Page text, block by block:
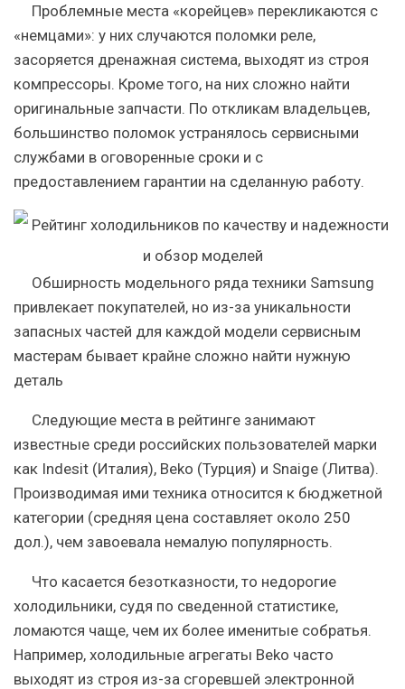
Проблемные места «корейцев» перекликаются с
«немцами»: у них случаются поломки реле,
засоряется дренажная система, выходят из строя
компрессоры. Кроме того, на них сложно найти
оригинальные запчасти. По откликам владельцев,
большинство поломок устранялось сервисными
службами в оговоренные сроки и с
предоставлением гарантии на сделанную работу.
Обширность модельного ряда техники Samsung
привлекает покупателей, но из-за уникальности
запасных частей для каждой модели сервисным
мастерам бывает крайне сложно найти нужную
деталь
Следующие места в рейтинге занимают
известные среди российских пользователей марки
как Indesit (Италия), Beko (Турция) и Snaige (Литва).
Производимая ими техника относится к бюджетной
категории (средняя цена составляет около 250
дол.), чем завоевала немалую популярность.
Что касается безотказности, то недорогие
холодильники, судя по сведенной статистике,
ломаются чаще, чем их более именитые собратья.
Например, холодильные агрегаты Beko часто
выходят из строя из-за сгоревшей электронной